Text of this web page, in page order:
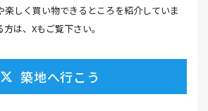
ト(6） キムチ レシピ(1）
楽しく買い物できるところを紹介していま
は、Xもご覧下さい。
築地へ行こう